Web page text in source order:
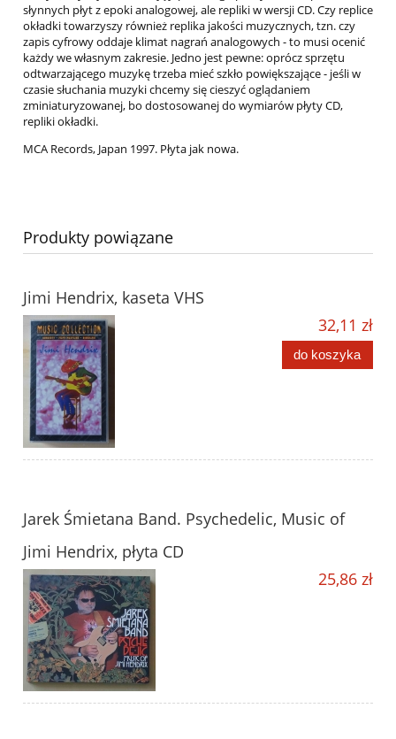
słynnych płyt z epoki analogowej, ale repliki w wersji CD. Czy replice
okładki towarzyszy również replika jakości muzycznych, tzn. czy
zapis cyfrowy oddaje klimat nagrań analogowych - to musi ocenić
każdy we własnym zakresie. Jedno jest pewne: oprócz sprzętu
odtwarzającego muzykę trzeba mieć szkło powiększające - jeśli w
czasie słuchania muzyki chcemy się cieszyć oglądaniem
zminiaturyzowanej, bo dostosowanej do wymiarów płyty CD,
repliki okładki.
MCA Records, Japan 1997. Płyta jak nowa.
Produkty powiązane
Jimi Hendrix, kaseta VHS
32,11 zł
do koszyka
Jarek Śmietana Band. Psychedelic, Music of
Jimi Hendrix, płyta CD
25,86 zł